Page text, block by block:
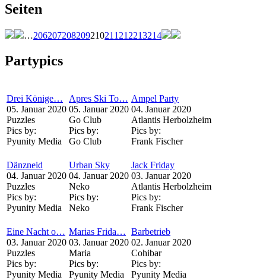
Seiten
…206207208209210211 212213214
Partypics
Drei Könige…
05. Januar 2020
Puzzles
Pics by:
Pyunity Media
Apres Ski To…
05. Januar 2020
Go Club
Pics by:
Go Club
Ampel Party
04. Januar 2020
Atlantis Herbolzheim
Pics by:
Frank Fischer
Dänzneid
04. Januar 2020
Puzzles
Pics by:
Pyunity Media
Urban Sky
04. Januar 2020
Neko
Pics by:
Neko
Jack Friday
03. Januar 2020
Atlantis Herbolzheim
Pics by:
Frank Fischer
Eine Nacht o…
03. Januar 2020
Puzzles
Pics by:
Pyunity Media
Marias Frida…
03. Januar 2020
Maria
Pics by:
Pyunity Media
Barbetrieb
02. Januar 2020
Cohibar
Pics by:
Pyunity Media